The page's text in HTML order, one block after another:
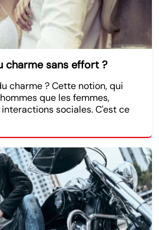
charme sans effort ?
charme ? Cette notion, qui
que les femmes,
sociales. C'est ce